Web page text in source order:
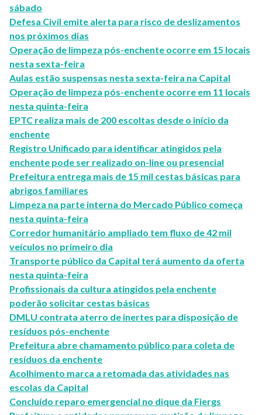
sábado
Defesa Civil emite alerta para risco de deslizamentos
nos próximos dias
Operação de limpeza pós-enchente ocorre em 15 locais
nesta sexta-feira
Aulas estão suspensas nesta sexta-feira na Capital
Operação de limpeza pós-enchente ocorre em 11 locais
nesta quinta-feira
EPTC realiza mais de 200 escoltas desde o início da
enchente
Registro Unificado para identificar atingidos pela
enchente pode ser realizado on-line ou presencial
Prefeitura entrega mais de 15 mil cestas básicas para
abrigos familiares
Limpeza na parte interna do Mercado Público começa
nesta quinta-feira
Corredor humanitário ampliado tem fluxo de 42 mil
veículos no primeiro dia
Transporte público da Capital terá aumento da oferta
nesta quinta-feira
Profissionais da cultura atingidos pela enchente
poderão solicitar cestas básicas
DMLU contrata aterro de inertes para disposição de
resíduos pós-enchente
Prefeitura abre chamamento público para coleta de
resíduos da enchente
Acolhimento marca a retomada das atividades nas
escolas da Capital
Concluído reparo emergencial no dique da Fiergs